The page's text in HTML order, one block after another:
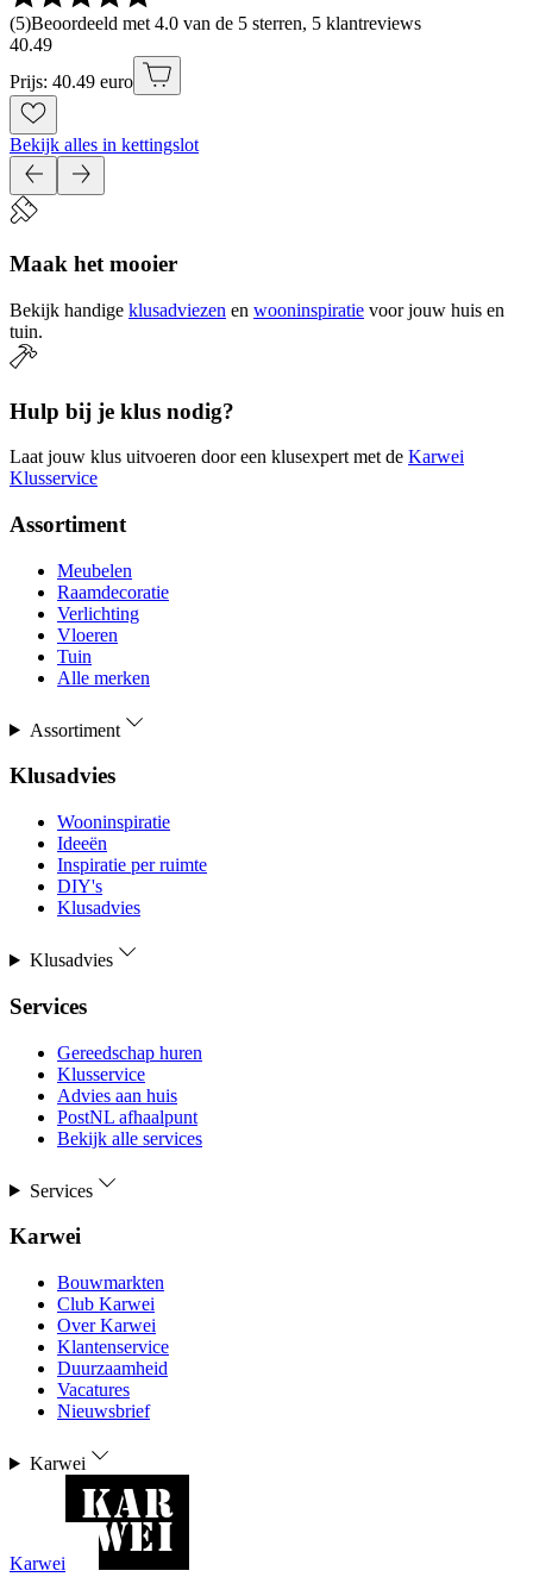
(5)Beoordeeld met 4.0 van de 5 sterren, 5 klantreviews
40.49
Prijs: 40.49 euro
Bekijk alles in kettingslot
Maak het mooier
Bekijk handige klusadviezen en wooninspiratie voor jouw huis en
tuin.
Hulp bij je klus nodig?
Laat jouw klus uitvoeren door een klusexpert met de Karwei
Klusservice
Assortiment
Meubelen
Raamdecoratie
Verlichting
Vloeren
Tuin
Alle merken
Assortiment
Klusadvies
Wooninspiratie
Ideeën
Inspiratie per ruimte
DIY's
Klusadvies
Klusadvies
Services
Gereedschap huren
Klusservice
Advies aan huis
PostNL afhaalpunt
Bekijk alle services
Services
Karwei
Bouwmarkten
Club Karwei
Over Karwei
Klantenservice
Duurzaamheid
Vacatures
Nieuwsbrief
Karwei
Karwei